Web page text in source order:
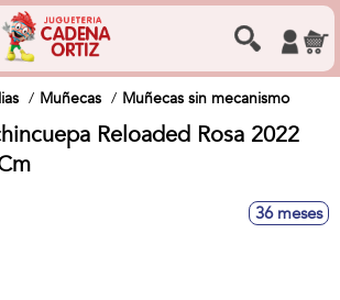
Muñecas Muñecas sin mecanismo
Reloaded Rosa 2022
36 meses